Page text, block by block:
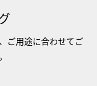
ご用途に合わせてご